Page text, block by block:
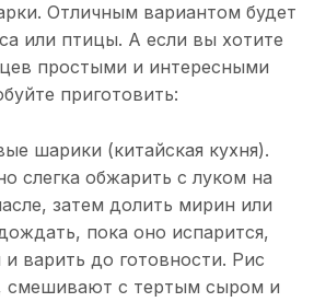
Отличным вариантом будет
или птицы. А если вы хотите
простыми и интересными
приготовить:
шарики (китайская кухня).
слегка обжарить с луком на
затем долить мирин или
пока оно испарится,
варить до готовности. Рис
смешивают с тертым сыром и